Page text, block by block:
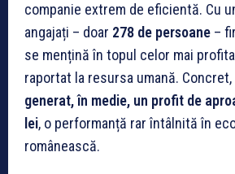
companie extrem de eficientă. Cu
angajați – doar 278 de persoane –
se mențină în topul celor mai
raportat la resursa umană. Concret,
generat, în medie, un profit de
lei, o performanță rar întâlnită în
românească.